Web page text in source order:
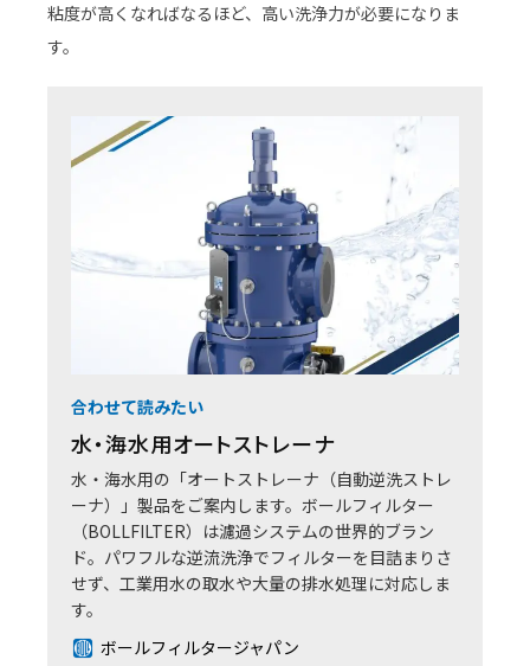
粘度が高くなればなるほど、高い洗浄力が必要になりま
す。
合わせて読みたい
水・海水用オートストレーナ
水・海水用の「オートストレーナ（自動逆洗ストレ
ーナ）」製品をご案内します。ボールフィルター
（BOLLFILTER）は濾過システムの世界的ブラン
ド。パワフルな逆流洗浄でフィルターを目詰まりさ
せず、工業用水の取水や大量の排水処理に対応しま
す。
ボールフィルタージャパン